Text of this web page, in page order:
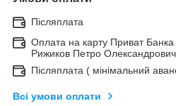
Післяплата
Оплата на карту Приват
Рижиков Петро Олександрович
Післяплата ( мінімальний
Всі умови оплати